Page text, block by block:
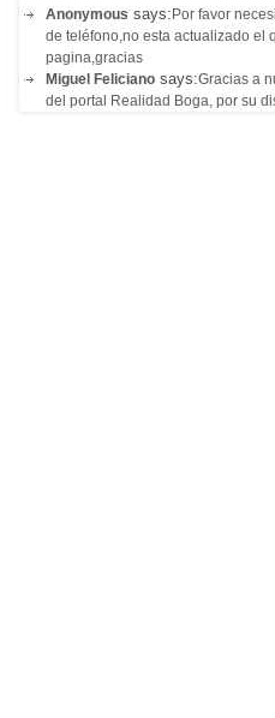
Anonymous says:Por favor
de teléfono,no esta actualizado el
pagina,gracias
Miguel Feliciano says:Gracias a
del portal Realidad Boga, por su